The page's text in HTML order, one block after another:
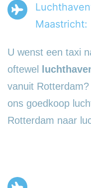
Maastricht:
U wenst een taxi
oftewel
vanuit
ons goedkoop
Rotterdam naar